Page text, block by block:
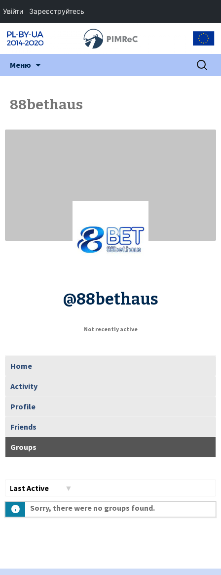
Меню Пошук:
88bethaus
@88bethaus
Not recently active
Home
Activity
Profile
Friends
Groups
по:
Sorry, there were no groups found.
Увійти Зареєструйтесь